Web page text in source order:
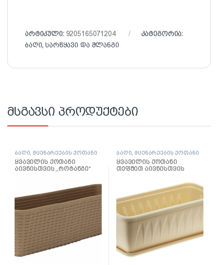
არტიკული: 9205165071204
კატეგორია:
ბაღი,სარწყავი და შლანგი
მსგავსი პროდუქტები
ბაღი მცენარეების ქოთანი
ყვავილის ქოთანი
აივნისთვის ,,როტანგი”
ბაღი მცენარეების ქოთანი
ყვავილის ქოთანი
თეფშით აივნისთვის